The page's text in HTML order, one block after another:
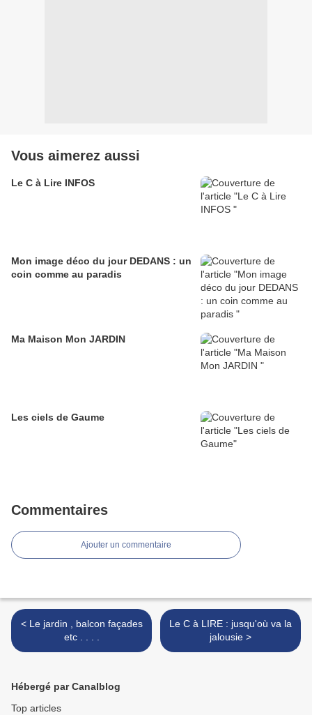
Vous aimerez aussi
Le C à Lire INFOS
Mon image déco du jour DEDANS : un
coin comme au paradis
Ma Maison Mon JARDIN
Les ciels de Gaume
Commentaires
Ajouter un commentaire
< Le jardin , balcon façades
etc . . . .
Le C à LIRE : jusqu'où va la
jalousie >
Hébergé par Canalblog
Top articles